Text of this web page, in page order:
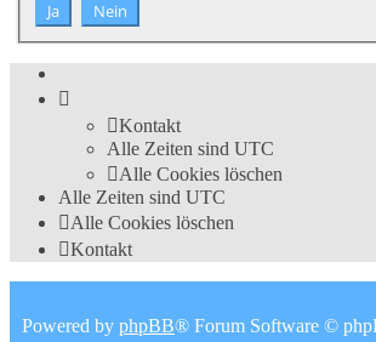
Kontakt
Alle Zeiten sind UTC
Alle Cookies löschen
Alle Zeiten sind UTC
Alle Cookies löschen
Kontakt
Powered by phpBB® Forum Software ©